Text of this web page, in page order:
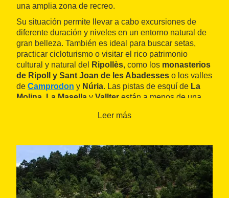
una amplia zona de recreo.
Su situación permite llevar a cabo excursiones de
diferente duración y niveles en un entorno natural de
gran belleza. También es ideal para buscar setas,
practicar cicloturismo o visitar el rico patrimonio
cultural y natural del
Ripollès, como los monasterios
de Ripoll y Sant Joan de les Abadesses o los valles
de Camprodon y Núria. Las pistas de esquí de La
Molina La Masella y Vallter están a menos de una
Leer más